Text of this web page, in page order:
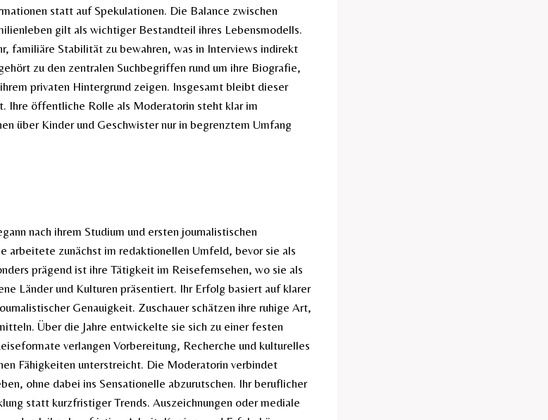
statt auf Spekulationen. Die Balance zwischen
gilt als wichtiger Bestandteil ihres Lebensmodells.
familiäre Stabilität zu bewahren, was in Interviews indirekt
zu den zentralen Suchbegriffen rund um ihre Biografie,
privaten Hintergrund zeigen. Insgesamt bleibt dieser
Ihre öffentliche Rolle als Moderatorin steht klar im
über Kinder und Geschwister nur in begrenztem Umfang
nach ihrem Studium und ersten journalistischen
arbeitete zunächst im redaktionellen Umfeld, bevor sie als
prägend ist ihre Tätigkeit im Reisefernsehen, wo sie als
Länder und Kulturen präsentiert. Ihr Erfolg basiert auf klarer
Genauigkeit. Zuschauer schätzen ihre ruhige Art,
Über die Jahre entwickelte sie sich zu einer festen
verlangen Vorbereitung, Recherche und kulturelles
Fähigkeiten unterstreicht. Die Moderatorin verbindet
ohne dabei ins Sensationelle abzurutschen. Ihr beruflicher
statt kurzfristiger Trends. Auszeichnungen oder mediale